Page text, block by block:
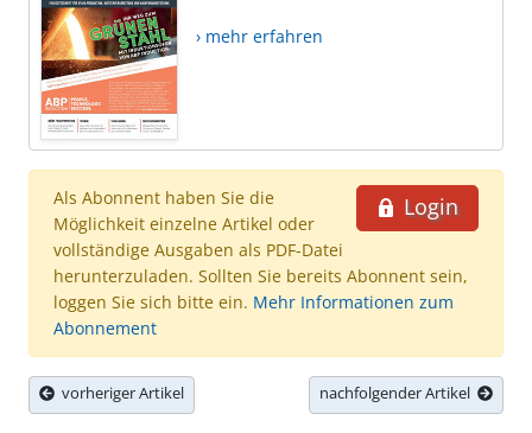
› mehr erfahren
Login
Als Abonnent haben Sie die
Möglichkeit einzelne Artikel oder
vollständige Ausgaben als PDF-Datei
herunterzuladen. Sollten Sie bereits Abonnent sein,
loggen Sie sich bitte ein. Mehr Informationen zum
Abonnement
vorheriger Artikel nachfolgender Artikel